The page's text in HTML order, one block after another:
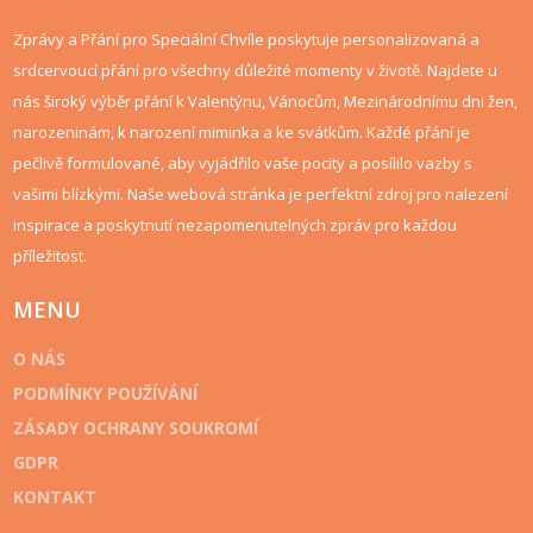
Zprávy a Přání pro Speciální Chvíle poskytuje personalizovaná a
srdcervoucí přání pro všechny důležité momenty v životě. Najdete u
nás široký výběr přání k Valentýnu, Vánocům, Mezinárodnímu dni žen,
narozeninám, k narození miminka a ke svátkům. Každé přání je
pečlivě formulované, aby vyjádřilo vaše pocity a posílilo vazby s
vašimi blízkými. Naše webová stránka je perfektní zdroj pro nalezení
inspirace a poskytnutí nezapomenutelných zpráv pro každou
příležitost.
MENU
O NÁS
PODMÍNKY POUŽÍVÁNÍ
ZÁSADY OCHRANY SOUKROMÍ
GDPR
KONTAKT